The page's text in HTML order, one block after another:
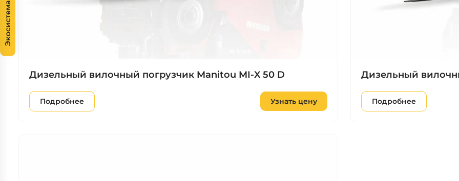
Дизельный вилочный погрузчик Manitou MI‑X 50 D
Подробнее Узнать цену
Дизельный
Подробнее
Экосистема